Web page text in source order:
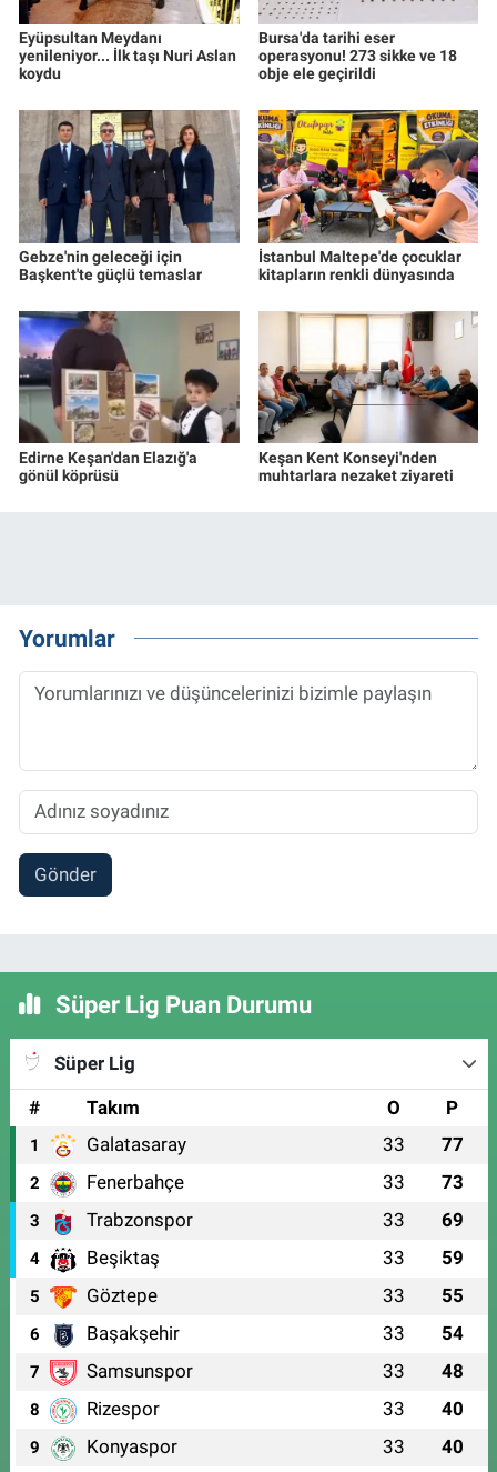
Eyüpsultan Meydanı
yenileniyor... İlk taşı Nuri Aslan
koydu
Bursa'da tarihi eser
operasyonu! 273 sikke ve 18
obje ele geçirildi
Gebze'nin geleceği için
Başkent'te güçlü temaslar
İstanbul Maltepe'de çocuklar
kitapların renkli dünyasında
Edirne Keşan'dan Elazığ'a
gönül köprüsü
Keşan Kent Konseyi'nden
muhtarlara nezaket ziyareti
Yorumlar
Gönder
Süper Lig Puan Durumu
Süper Lig
#
Takım O P
1 Galatasaray 33 77
2 Fenerbahçe 33 73
3 Trabzonspor 33 69
4 Beşiktaş 33 59
5 Göztepe 33 55
6 Başakşehir 33 54
7 Samsunspor 33 48
8 Rizespor 33 40
9 Konyaspor 33 40